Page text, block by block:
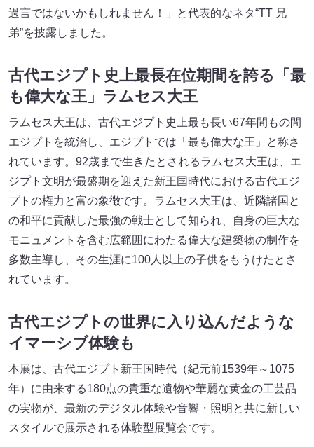
過言ではないかもしれません！」と代表的なネタ“TT 兄
弟”を披露しました。
古代エジプト史上最長在位期間を誇る「最
も偉大な王」ラムセス大王
ラムセス大王は、古代エジプト史上最も長い67年間もの間
エジプトを統治し、エジプトでは「最も偉大な王」と称さ
れています。92歳まで生きたとされるラムセス大王は、エ
ジプト文明が最盛期を迎えた新王国時代における古代エジ
プトの権力と富の象徴です。ラムセス大王は、近隣諸国と
の和平に貢献した最強の戦士として知られ、自身の巨大な
モニュメントを含む広範囲にわたる偉大な建築物の制作を
多数主導し、その生涯に100人以上の子供をもうけたとさ
れています。
古代エジプトの世界に入り込んだような
イマーシブ体験も
本展は、古代エジプト新王国時代（紀元前1539年～1075
年）に由来する180点の貴重な遺物や華麗な黄金の工芸品
の実物が、最新のデジタル体験や音響・照明と共に新しい
スタイルで展示される体験型展覧会です。